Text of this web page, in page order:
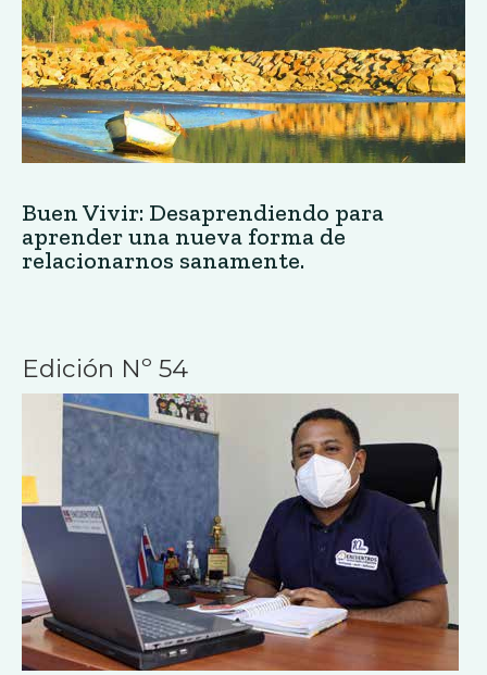
Buen Vivir: Desaprendiendo para
aprender una nueva forma de
relacionarnos sanamente.
Edición Nº 54